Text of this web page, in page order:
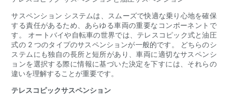
サスペンション システムは、スムーズで快適な乗り心地を確保
する責任があるため、あらゆる車両の重要なコンポーネントで
す。 オートバイや自転車の世界では、テレスコピック式と油圧
式の 2 つのタイプのサスペンションが一般的です。 どちらのシ
ステムにも独自の長所と短所があり、車両に適切なサスペンシ
ョンを選択する際に情報に基づいた決定を下すには、それらの
違いを理解することが重要です。
テレスコピックサスペンション